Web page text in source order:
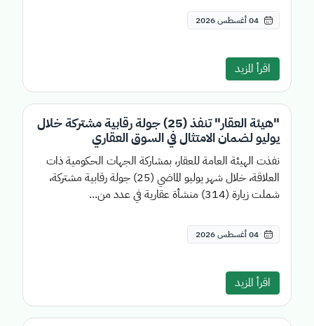
04 أغسطس 2026
اقرأ المزيد
"هيئة العقار" تنفذ (25) جولة رقابية مشتركة خلال
يوليو لضمان الامتثال في السوق العقاري
نفذت الهيئة العامة للعقار، بمشاركة الجهات الحكومية ذات
العلاقة، خلال شهر يوليو الماضي (25) جولة رقابية مشتركة،
شملت زيارة (314) منشأة عقارية في عدد من...
04 أغسطس 2026
اقرأ المزيد